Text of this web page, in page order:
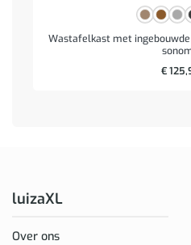
Wastafelkast met
€
luizaXL
Over ons